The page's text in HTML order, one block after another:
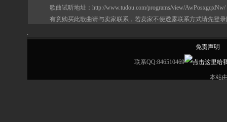
歌曲试听地址： http://www.tudou.com/programs/view/AwPosxgqxNw/
有意购买此歌曲请与卖家联系，若卖家不便透露联系方式请先登
:
免责声明
联系QQ:846510469
本站